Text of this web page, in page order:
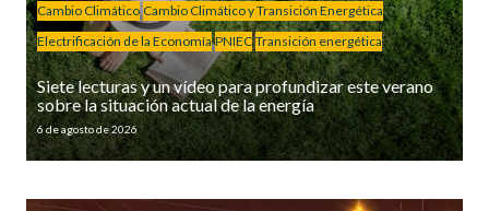
Cambio Climático Cambio Climático y Transición Energética
Electrificación de la Economía PNIEC Transición energética
Siete lecturas y un vídeo para profundizar este verano
sobre la situación actual de la energía
6 de agosto de 2026